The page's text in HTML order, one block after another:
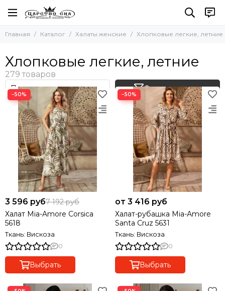
Халаты женские
Шелковые
Махровые
Вафельные
Хлопковые легкие, летние
Кимоно
С капюшоном
Бамбуковые
Большие размеры
На молнии
Главная Каталог Халаты женские Хлопковые легкие, летние
Хлопковые легкие, летние
Фильтр товаров
−50%
3 596 руб7 192 руб
Халат Mia-Amore Corsica
5618
Ткань: Вискоза
0
Выбрать
−50%
от 3 416 руб
Халат-рубашка Mia-Amore
Santa Cruz 5631
Ткань: Вискоза
0
Выбрать